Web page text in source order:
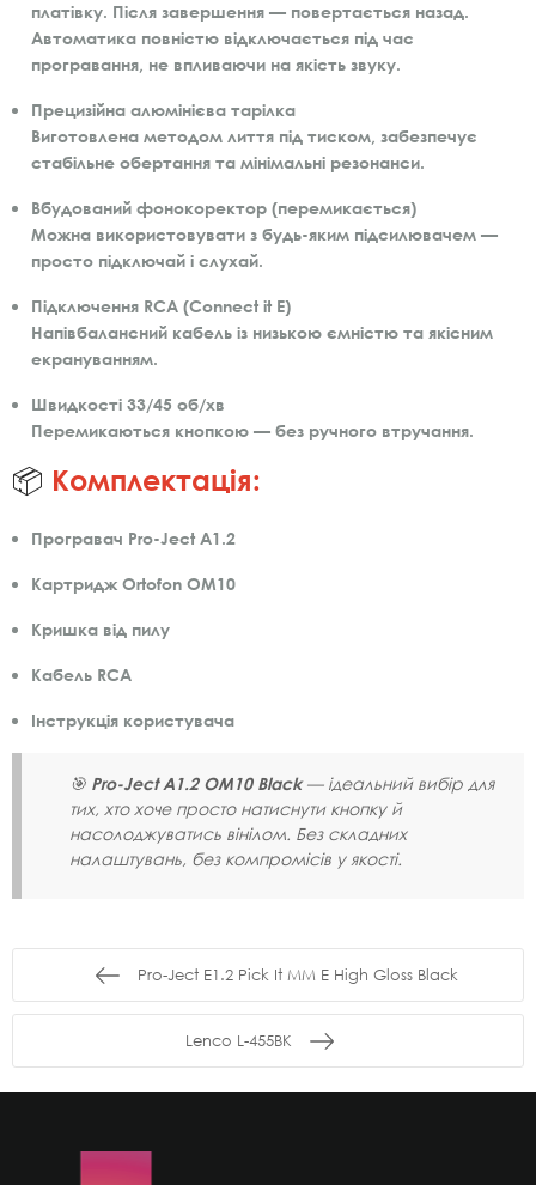
платівку. Після завершення — повертається назад.
Автоматика повністю відключається під час
програвання, не впливаючи на якість звуку.
Прецизійна алюмінієва тарілка
Виготовлена методом лиття під тиском, забезпечує
стабільне обертання та мінімальні резонанси.
Вбудований фонокоректор (перемикається)
Можна використовувати з будь-яким підсилювачем —
просто підключай і слухай.
Підключення RCA (Connect it E)
Напівбалансний кабель із низькою ємністю та якісним
екрануванням.
Швидкості 33/45 об/хв
Перемикаються кнопкою — без ручного втручання.
📦 Комплектація:
Програвач Pro-Ject A1.2
Картридж Ortofon OM10
Кришка від пилу
Кабель RCA
Інструкція користувача
🎯 Pro-Ject A1.2 OM10 Black— ідеальний вибір для
тих, хто хоче просто натиснути кнопку й
насолоджуватись вінілом. Без складних
налаштувань, без компромісів у якості.
Pro-Ject E1.2 Pick It MM E High Gloss Black
Lenco L-455BK